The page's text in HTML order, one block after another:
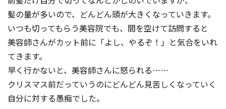
髪の量が多いので、どんどん頭が大きくなっていきます。
いつも切ってもらう美容院でも、間を空けて訪問すると
美容師さんがカット前に「よし、やるぞ！」と気合をいれ
てきます。
早く行かないと、美容師さんに怒られる……
クリスマス前だっていうのにどんどん見苦しくなっていく
自分に対する愚痴でした。